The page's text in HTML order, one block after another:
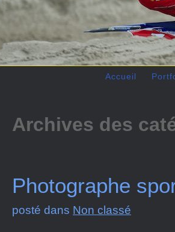
Accueil
Archives des
Photographe
posté dans Non classé